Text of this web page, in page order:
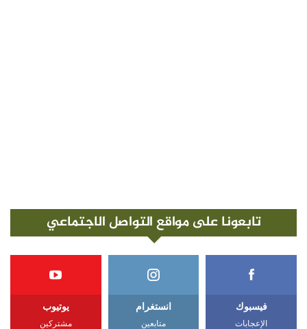
تابعونا على مواقع التواصل الاجتماعي
فيسبوك
الإعجابات
انستغرام
متابعين
يوتيوب
مشتركين